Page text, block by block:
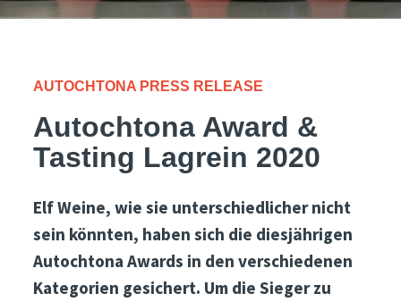
AUTOCHTONA PRESS RELEASE
Autochtona Award &
Tasting Lagrein 2020
Elf Weine, wie sie unterschiedlicher nicht
sein könnten, haben sich die diesjährigen
Autochtona Awards in den verschiedenen
Kategorien gesichert. Um die Sieger zu